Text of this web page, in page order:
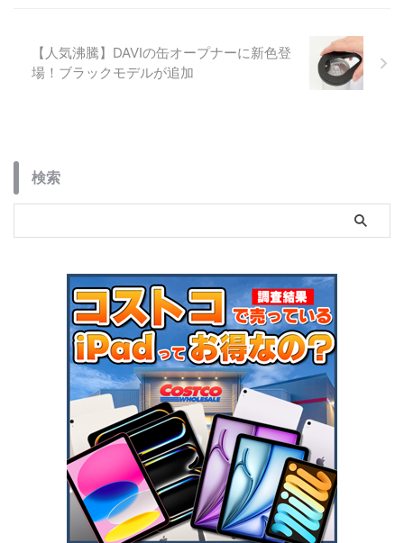
【人気沸騰】DAVIの缶オープナーに新色登
場！ブラックモデルが追加
検索